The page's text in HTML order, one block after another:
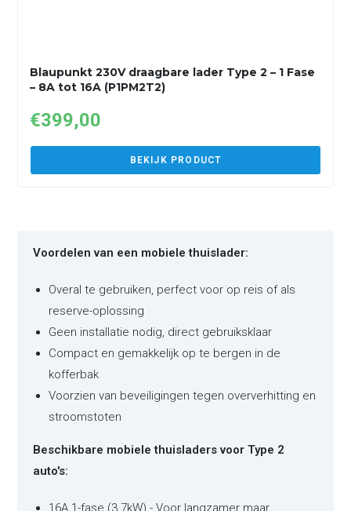
Blaupunkt 230V draagbare lader Type 2 – 1 Fase
– 8A tot 16A (P1PM2T2)
€399,00
BEKIJK PRODUCT
Voordelen van een mobiele thuislader:
Overal te gebruiken, perfect voor op reis of als
reserve-oplossing
Geen installatie nodig, direct gebruiksklaar
Compact en gemakkelijk op te bergen in de
kofferbak
Voorzien van beveiligingen tegen oververhitting en
stroomstoten
Beschikbare mobiele thuisladers voor Type 2
auto's:
16A 1-fase (3.7kW) - Voor langzamer maar